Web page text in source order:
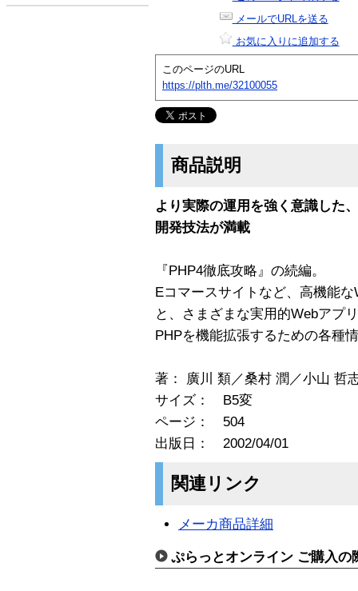
メールでURLを送る
お気に入りに追加する
このページのURL
https://plth.me/32100055
商品説明
より実際の運用を強く意識した
開発技法が満載
『PHP4徹底攻略』の続編。
Eコマースサイトなど、高機能
と、さまざまな実用的Webアプ
PHPを機能拡張するための各種
著： 廣川 類／桑村 潤／小山 哲
サイズ： B5変
ページ： 504
出版日： 2002/04/01
関連リンク
メーカ商品詳細
ぷらっとオンライン ご購入の